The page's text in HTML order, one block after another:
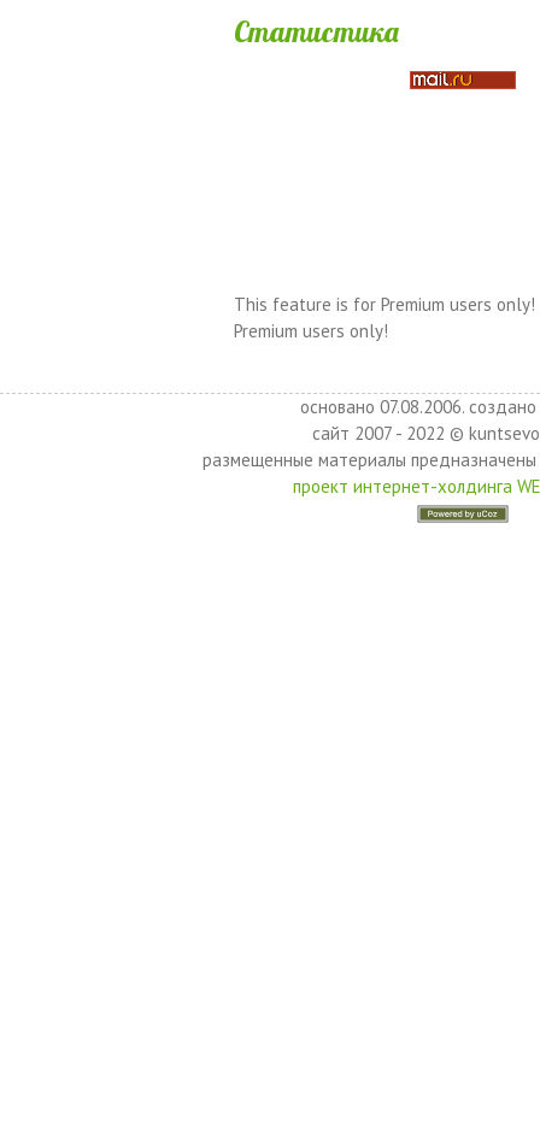
Статистика
This feature is for Premium users only!
Premium users only!
основано 07.08.2006.
сайт 2007 - 2022 ©
размещенные материалы
проект интернет-холдинга